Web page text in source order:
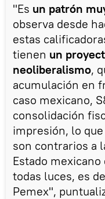
"Es un patrón
observa desde
estas
tienen un
neoliberalismo,
acumulación en
caso mexicano,
consolidación
impresión, lo
son contrarios a
Estado
todas luces, es
Pemex",